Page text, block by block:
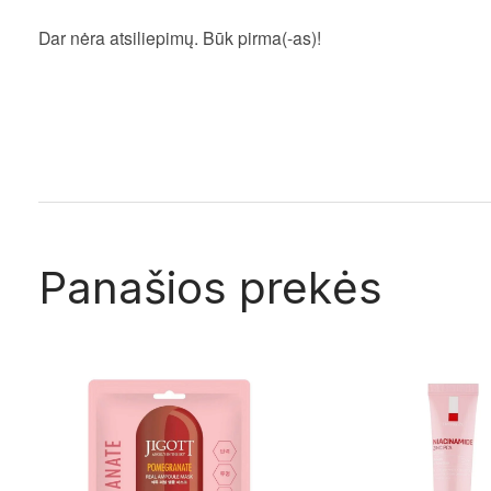
Dar nėra atsiliepimų. Būk pirma(-as)!
Panašios prekės